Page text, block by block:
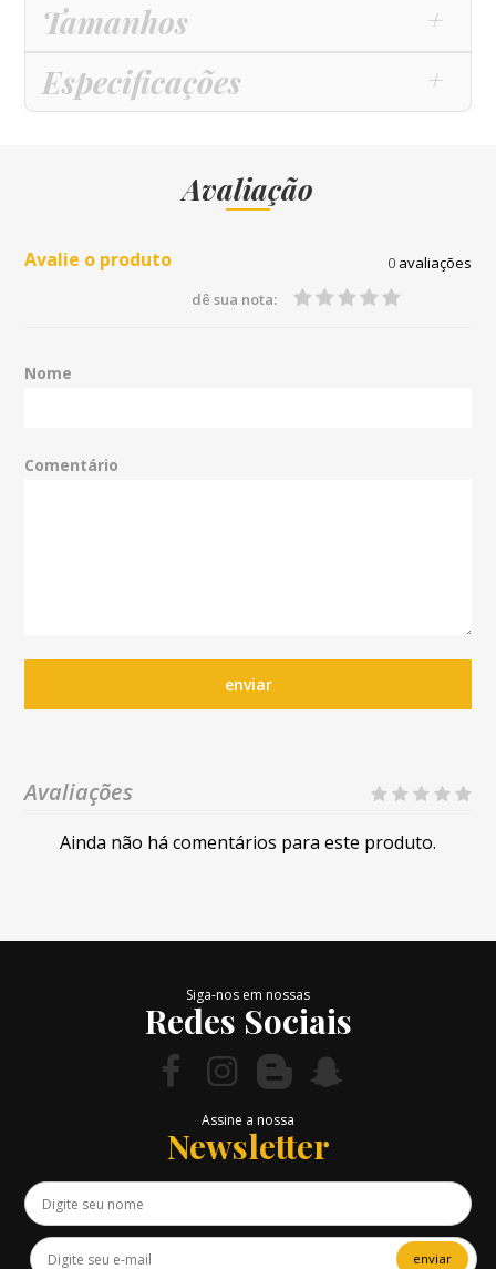
Tamanhos
Especificações
Avaliação
Avalie o produto 0avaliações
dê sua nota:
Nome
Comentário
enviar
Avaliações
Ainda não há comentários para este produto.
Siga-nos em nossas
Redes Sociais
Assine a nossa
Newsletter
enviar